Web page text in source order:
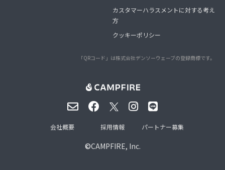
カスタマーハラスメントに対する考え
方
クッキーポリシー
「QRコード」は株式会社デンソーウェーブの登録商標です。
©CAMPFIRE, Inc.
会社概要 採用情報 パートナー募集